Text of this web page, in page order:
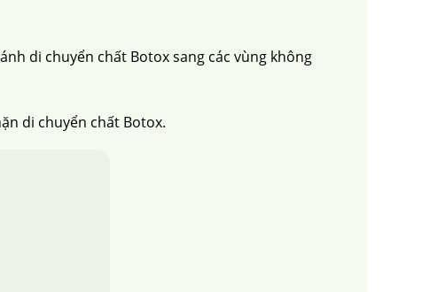
di chuyển chất Botox sang các vùng không
di chuyển chất Botox.